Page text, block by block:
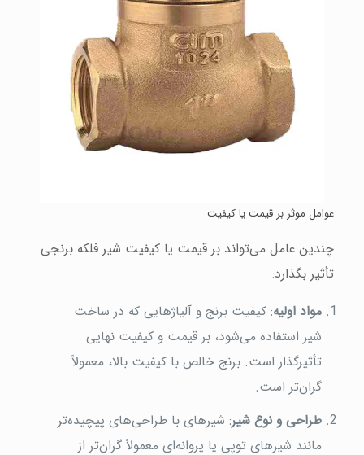
عوامل موثر بر قیمت یا کیفیت
چندین عامل می‌تواند بر قیمت یا کیفیت شیر فلکه برنجی
تأثیر بگذارد:
مواد اولیه: کیفیت برنج و آلیاژهایی که در ساخت
شیر استفاده می‌شود، بر قیمت و کیفیت نهایی
تأثیرگذار است. برنج خالص با کیفیت بالا، معمولاً
گران‌تر است.
طراحی و نوع شیر: شیرهای با طراحی‌های پیچیده‌تر
مانند شیرهای توپی یا پروانه‌ای معمولاً گران‌تر از